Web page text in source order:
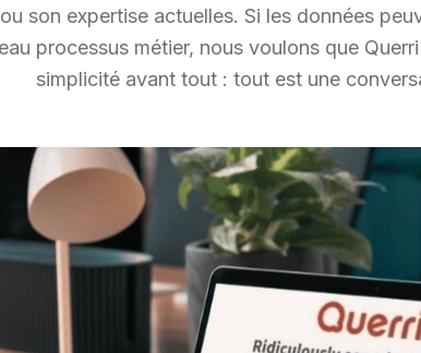
son expertise actuelles. Si les données
processus métier, nous voulons que
simplicité avant tout : tout est une